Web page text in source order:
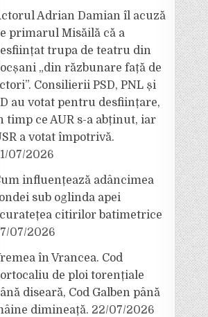
Adrian Damian îl acuză
primarul Misăilă că a
trupa de teatru din
„din răzbunare față de
Consilierii PSD, PNL și
au votat pentru desființare,
timp ce AUR s-a abținut, iar
a votat împotrivă.
07/2026
influențează adâncimea
sub oglinda apei
citirilor batimetrice
07/2026
în Vrancea. Cod
de ploi torențiale
diseară, Cod Galben până
dimineață. 22/07/2026